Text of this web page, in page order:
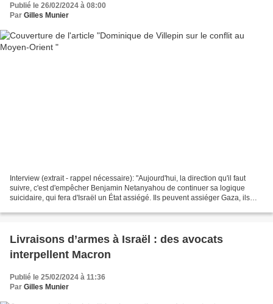
Publié le 26/02/2024 à 08:00
Par Gilles Munier
Interview (extrait - rappel nécessaire): "Aujourd'hui, la direction qu'il faut
suivre, c'est d'empêcher Benjamin Netanyahou de continuer sa logique
suicidaire, qui fera d'Israël un État assiégé. Ils peuvent assiéger Gaza, ils
Livraisons d’armes à Israël : des avocats
interpellent Macron
Publié le 25/02/2024 à 11:36
Par Gilles Munier